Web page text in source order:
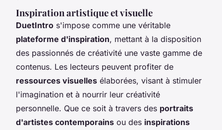
Inspiration artistique et visuelle
DuetIntro s'impose comme une véritable
plateforme d'inspiration, mettant à la disposition
des passionnés de créativité une vaste gamme de
contenus. Les lecteurs peuvent profiter de
ressources visuelles élaborées, visant à stimuler
l'imagination et à nourrir leur créativité
personnelle. Que ce soit à travers des portraits
d'artistes contemporains ou des inspirations